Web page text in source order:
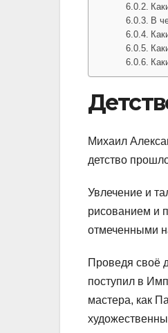
В
Михаил
детство
Увлечение и
рисованием и
отмеченными
Проведя своё
поступил в
мастера, как